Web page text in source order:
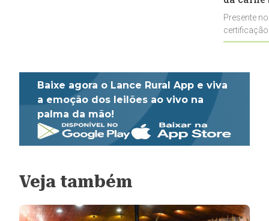
Presente
Baixe agora o Lance Rural App e viva
a emoção dos leilões ao vivo na
palma da mão!
Veja também